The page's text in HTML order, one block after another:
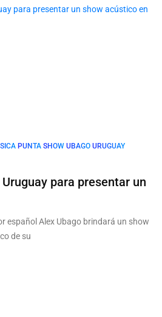
PUNTA SHOW UBAGO URUGUAY
para presentar un
español Alex Ubago brindará un show
de su